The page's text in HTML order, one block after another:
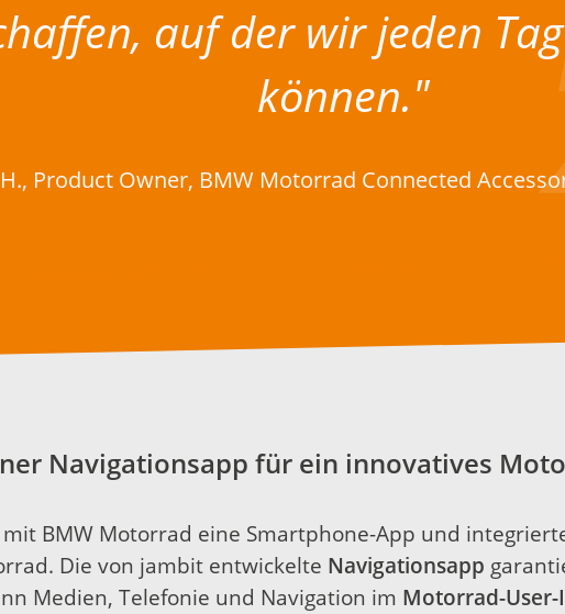
auf der wir jeden
können."
Product Owner, BMW Motorrad Connected
Navigationsapp für ein innovatives
BMW Motorrad eine Smartphone-App und
Die von jambit entwickelte Navigationsapp
Medien, Telefonie und Navigation im Motorrad-User-